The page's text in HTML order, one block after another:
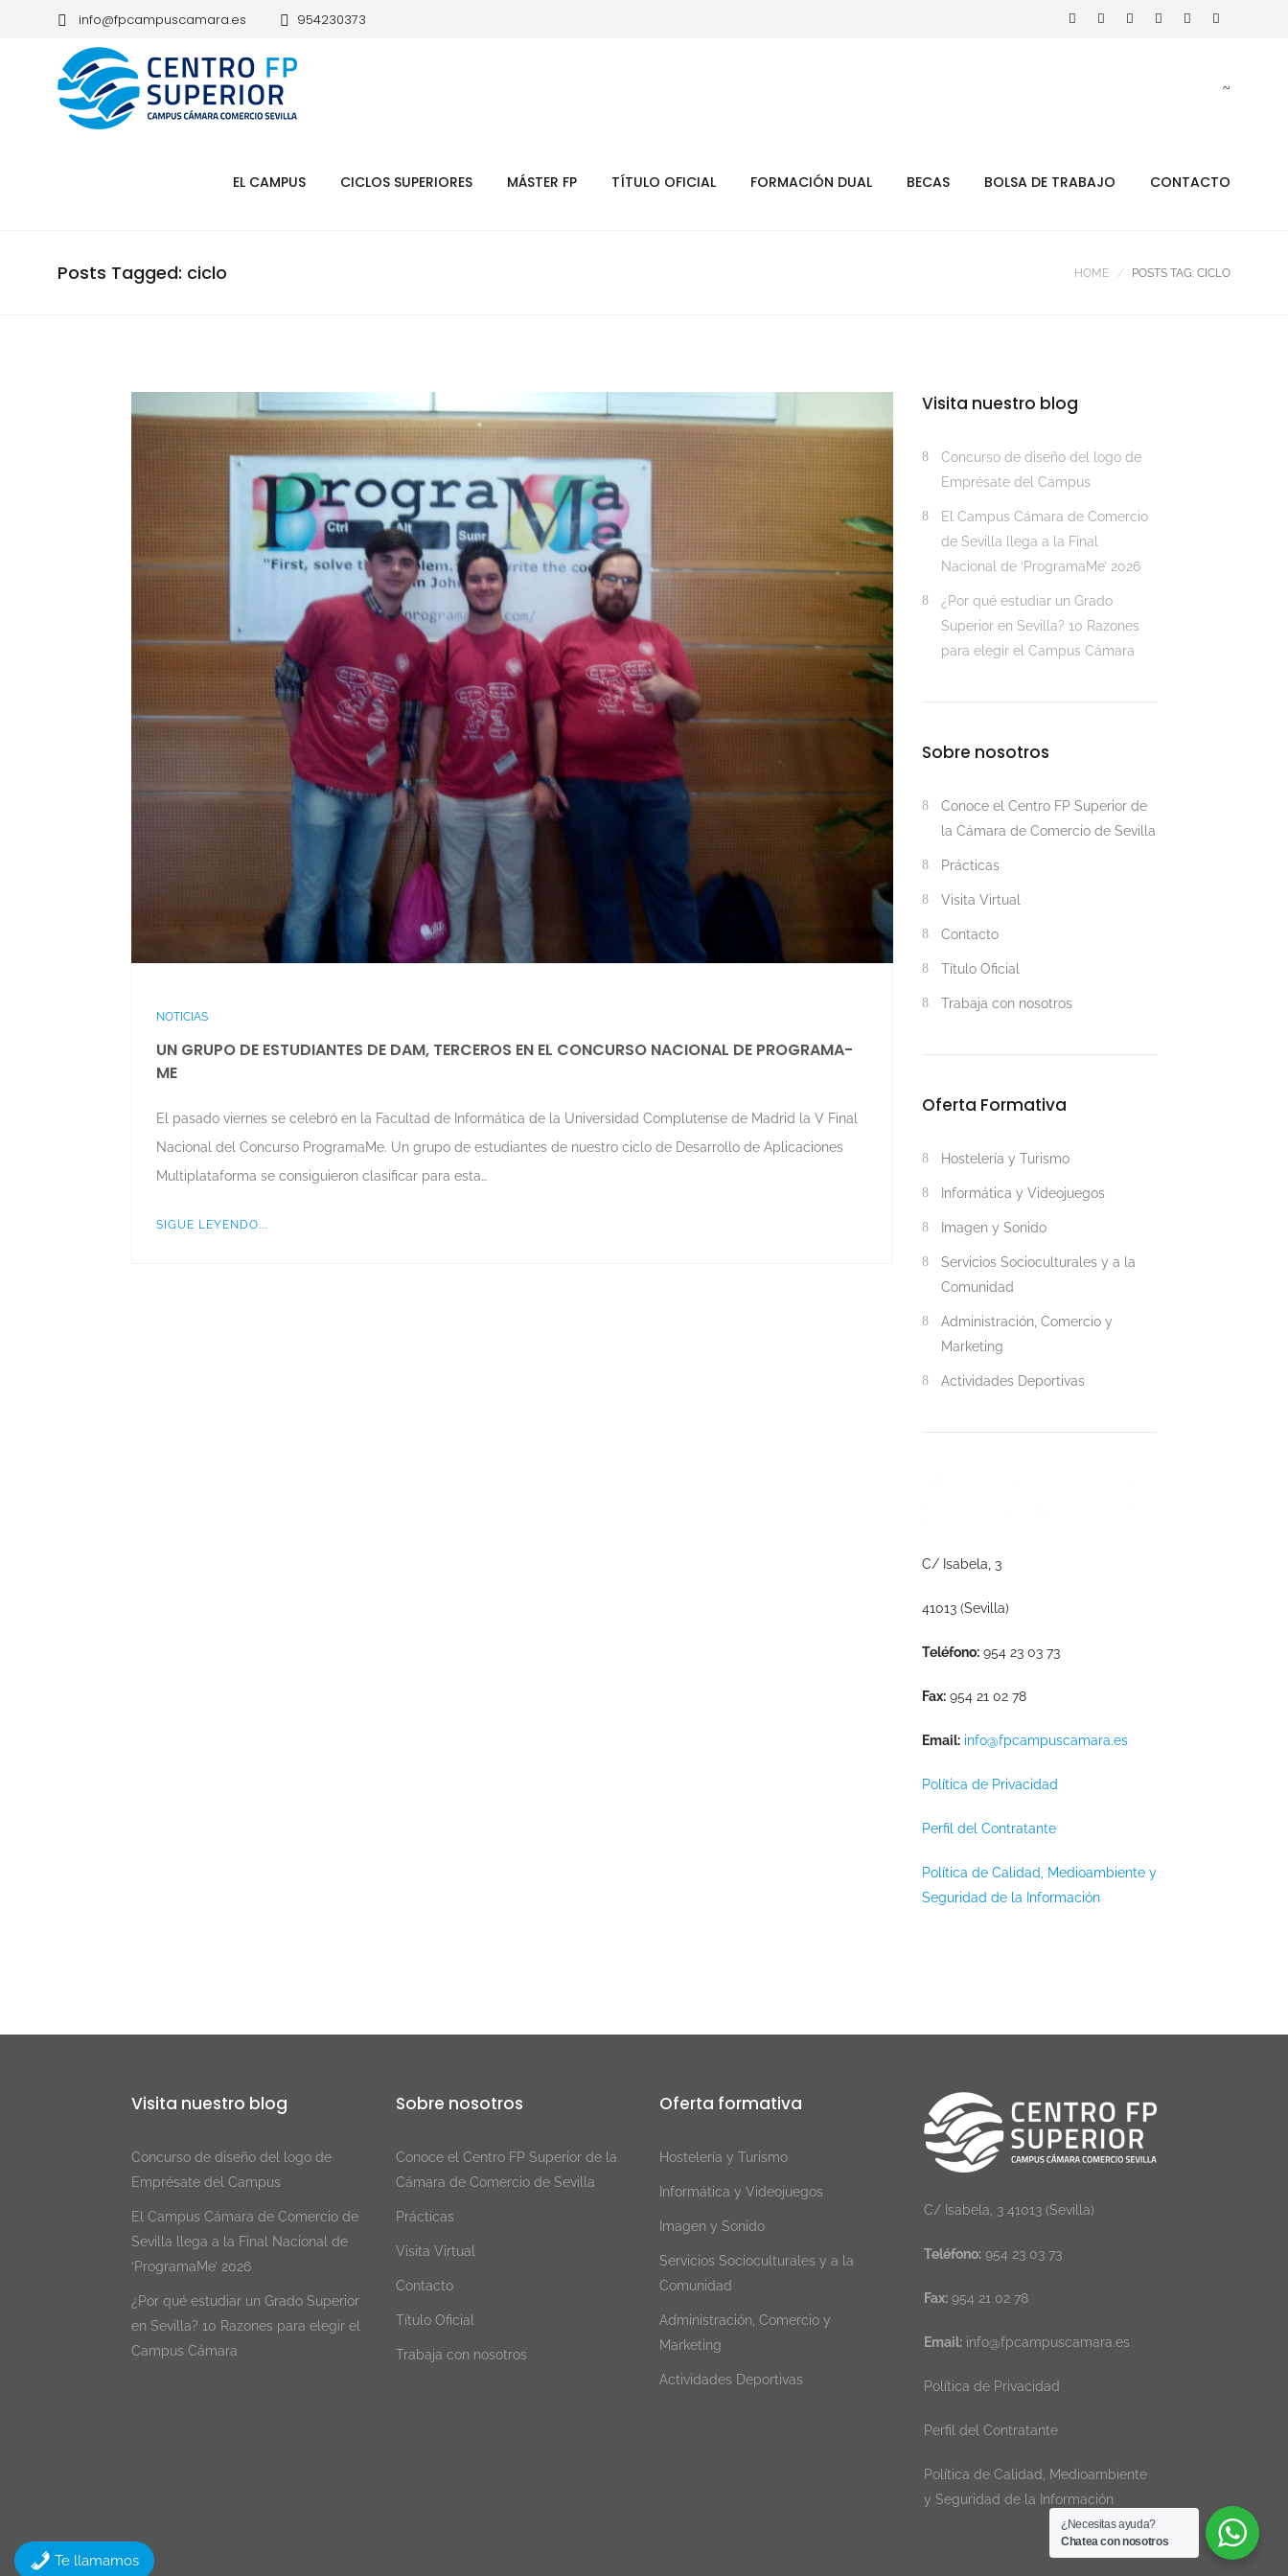
info@fpcampuscamara.es 954230373
EL CAMPUS CICLOS SUPERIORES MÁSTER FP TÍTULO OFICIAL FORMACIÓN DUAL BECAS BOLSA DE TRABAJO CONTACTO
Posts Tagged: ciclo HOME POSTS TAG: CICLO
NOTICIAS
UN GRUPO DE ESTUDIANTES DE DAM, TERCEROS EN EL CONCURSO NACIONAL DE PROGRAMA-
ME
El pasado viernes se celebró en la Facultad de Informática de la Universidad Complutense de Madrid la V Final
Nacional del Concurso ProgramaMe. Un grupo de estudiantes de nuestro ciclo de Desarrollo de Aplicaciones
Multiplataforma se consiguieron clasificar para esta…
SIGUE LEYENDO...
Visita nuestro blog
Concurso de diseño del logo de
Emprésate del Campus
El Campus Cámara de Comercio
de Sevilla llega a la Final
Nacional de ‘ProgramaMe’ 2026
¿Por qué estudiar un Grado
Superior en Sevilla? 10 Razones
para elegir el Campus Cámara
Sobre nosotros
Conoce el Centro FP Superior de
la Cámara de Comercio de Sevilla
Prácticas
Visita Virtual
Contacto
Título Oficial
Trabaja con nosotros
Oferta Formativa
Hostelería y Turismo
Informática y Videojuegos
Imagen y Sonido
Servicios Socioculturales y a la
Comunidad
Administración, Comercio y
Marketing
Actividades Deportivas
C/ Isabela, 3
41013 (Sevilla)
Teléfono: 954 23 03 73
Fax: 954 21 02 78
Email: info@fpcampuscamara.es
Política de Privacidad
Perfil del Contratante
Política de Calidad, Medioambiente y
Seguridad de la Información
Visita nuestro blog
Concurso de diseño del logo de
Emprésate del Campus
El Campus Cámara de Comercio de
Sevilla llega a la Final Nacional de
‘ProgramaMe’ 2026
¿Por qué estudiar un Grado Superior
en Sevilla? 10 Razones para elegir el
Campus Cámara
Sobre nosotros
Conoce el Centro FP Superior de la
Cámara de Comercio de Sevilla
Prácticas
Visita Virtual
Contacto
Título Oficial
Trabaja con nosotros
Oferta formativa
Hostelería y Turismo
Informática y Videojuegos
Imagen y Sonido
Servicios Socioculturales y a la
Comunidad
Administración, Comercio y
Marketing
Actividades Deportivas
C/ Isabela, 3 41013 (Sevilla)
Teléfono:954 23 03 73
Fax:954 21 02 78
Email: info@fpcampuscamara.es
Política de Privacidad
Perfil del Contratante
Política de Calidad, Medioambiente
y Seguridad de la Información
Te llamamos
¿Necesitas ayuda?
Chatea con nosotros